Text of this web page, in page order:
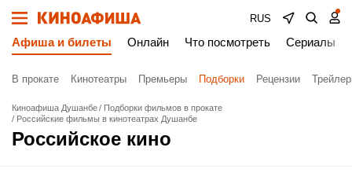
RUS
Афиша и билеты Онлайн Что посмотреть Сериалы
В прокате Кинотеатры Премьеры Подборки Рецензии
Киноафиша Душанбе
Подборки фильмов в прокате
Российские фильмы в кинотеатрах Душанбе
Российское кино